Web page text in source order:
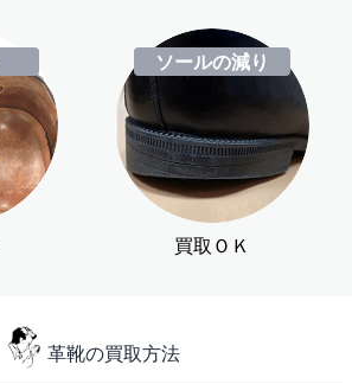
ソールの減り
買取ＯＫ
革靴の買取方法